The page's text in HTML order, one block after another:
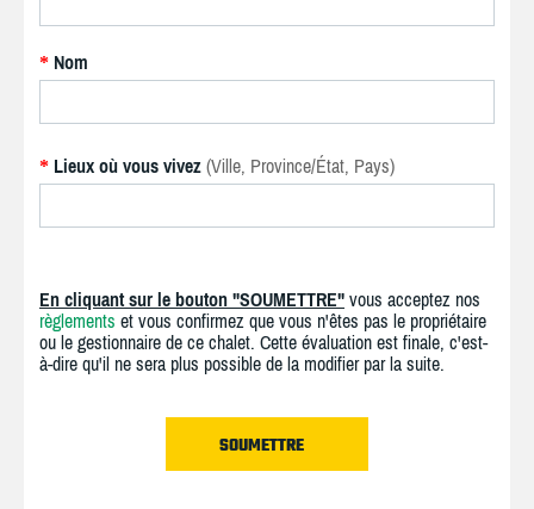
* Nom
* Lieux où vous vivez (Ville, Province/État, Pays)
En cliquant sur le bouton "SOUMETTRE" vous acceptez nos
règlements et vous confirmez que vous n'êtes pas le propriétaire
ou le gestionnaire de ce chalet. Cette évaluation est finale, c'est-
à-dire qu'il ne sera plus possible de la modifier par la suite.